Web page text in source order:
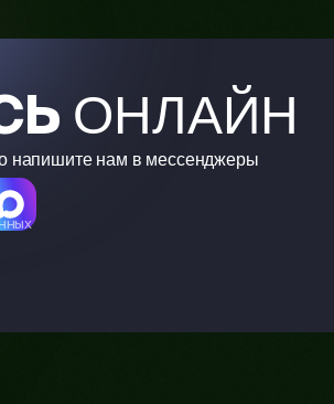
ОНЛАЙН
напишите нам в мессенджеры